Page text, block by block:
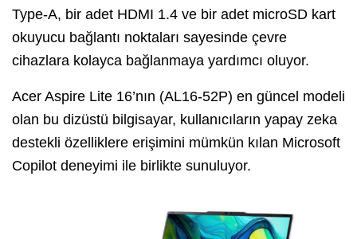
Type-A, bir adet HDMI 1.4 ve bir adet microSD kart
okuyucu bağlantı noktaları sayesinde çevre
cihazlara kolayca bağlanmaya yardımcı oluyor.
Acer Aspire Lite 16’nın (AL16-52P) en güncel modeli
olan bu dizüstü bilgisayar, kullanıcıların yapay zeka
destekli özelliklere erişimini mümkün kılan Microsoft
Copilot deneyimi ile birlikte sunuluyor.